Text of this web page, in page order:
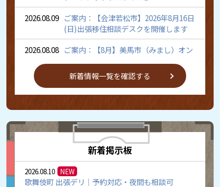
2026.08.09 ご案内：【会津若松市】2026年8月16日
(日)出張移住相談デスクを開催します
2026.08.08 ご案内：【8月】美馬市（みまし）オン
2026.08.08
ご案内：【高知・8/13、14】「高知県
U・Iターン 就職・転職相談会」
2026.08.02 ご案内：【８月９日（日）セミナー開
催！】住まいの探しかた 第２弾
ご案内：「田舎の未来、未来のイ田
舎」 イ田舎イベント夏編 鮎のつか
みどり・夏祭り
新着情報一覧を確認する
新着掲示板
2026.08.10 NEW
歌舞伎町 出張デリ｜予約対応・夜間も相談可